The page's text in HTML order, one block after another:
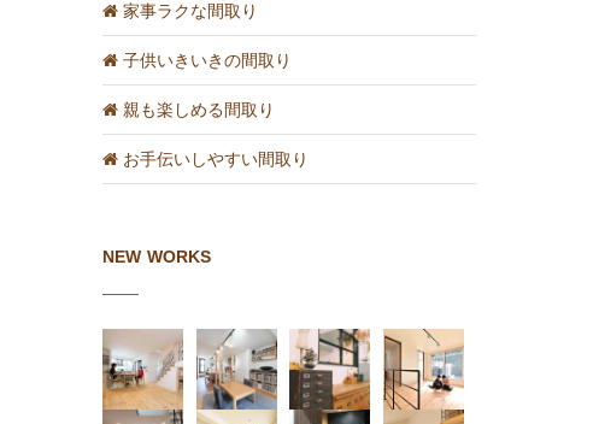
家事ラクな間取り
子供いきいきの間取り
親も楽しめる間取り
お手伝いしやすい間取り
NEW WORKS